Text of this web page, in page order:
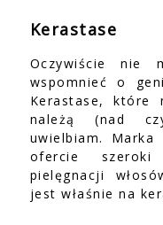
Kerastase
Oczywiście nie
wspomnieć o
Kerastase, które
należą (nad
uwielbiam.
ofercie
pielęgnacji
jest właśnie na